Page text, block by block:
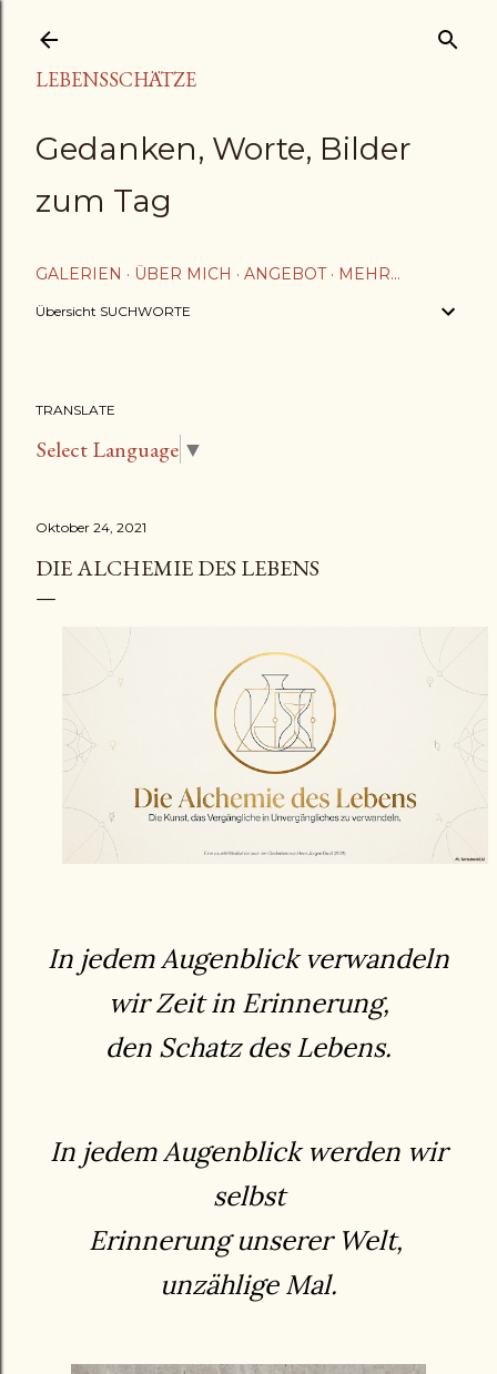
LEBENSSCHÄTZE
Gedanken, Worte, Bilder
zum Tag
GALERIEN ÜBER MICH ANGEBOT MEHR…
Übersicht SUCHWORTE
TRANSLATE
Select Language ▼
Oktober 24, 2021
DIE ALCHEMIE DES LEBENS
In jedem Augenblick verwandeln
wir Zeit in Erinnerung,
den Schatz des Lebens.
In jedem Augenblick werden wir
selbst
Erinnerung unserer Welt,
unzählige Mal.